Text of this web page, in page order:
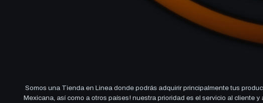
Somos una Tienda en Linea donde podrás adquirir principalmente tus
Mexicana, así como a otros países! nuestra prioridad es el servicio al cliente